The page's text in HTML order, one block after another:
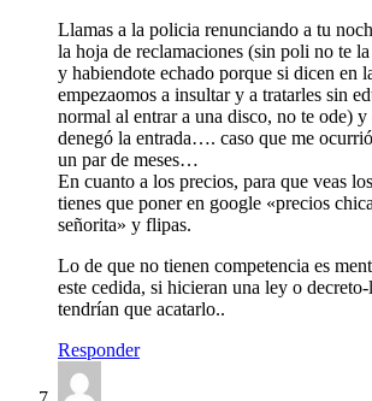
Llamas a la policia renunciando a tu
la hoja de reclamaciones (sin poli no te
y habiendote echado porque si dicen en
empezaomos a insultar y a tratarles sin
normal al entrar a una disco, no te ode) y
denegó la entrada…. caso que me
un par de meses…
En cuanto a los precios, para que veas
tienes que poner en google «precios
señorita» y flipas.
Lo de que no tienen competencia es
este cedida, si hicieran una ley o
tendrían que acatarlo..
Responder